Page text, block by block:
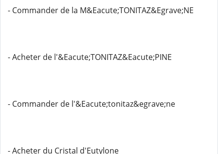
- Commander de la M&Eacute;TONITAZ&Egrave;NE
- Acheter de l'&Eacute;TONITAZ&Eacute;PINE
- Commander de l'&Eacute;tonitaz&egrave;ne
- Acheter du Cristal d'Eutylone